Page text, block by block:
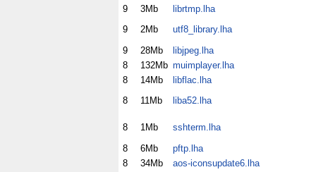
9
3Mb
librtmp.lha
9
2Mb
utf8_library.lha
9
28Mb
libjpeg.lha
8
132Mb muimplayer.lha
8
14Mb
libflac.lha
8
11Mb liba52.lha
8 1Mb
sshterm.lha
8
6Mb
pftp.lha
8
34Mb
aos-iconsupdate6.lha